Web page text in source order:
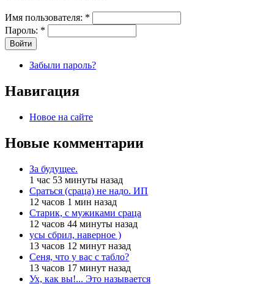
Имя пользователя: *
Пароль: *
Забыли пароль?
Навигация
Новое на сайте
Новые комментарии
За будущее.
1 час 53 минуты назад
Сраться (сраца) не надо. ИП
12 часов 1 мин назад
Старик, с мужиками сраца
12 часов 44 минуты назад
усы сбрил, наверное )
13 часов 12 минут назад
Сеня, что у вас с табло?
13 часов 17 минут назад
Ух, как вы!... Это называется